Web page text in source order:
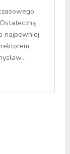
najpewniej